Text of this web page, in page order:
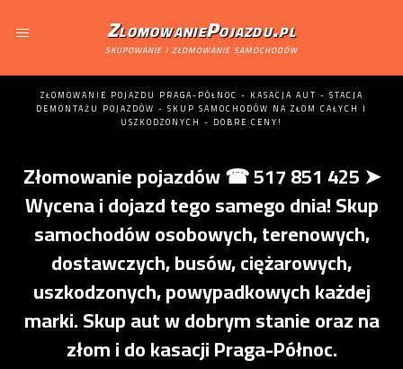
ZlomowaniePojazdu.pl
skupowanie i złomowanie samochodów
ZŁOMOWANIE POJAZDU PRAGA-PÓŁNOC - KASACJA AUT - STACJA
DEMONTAŻU POJAZDÓW - SKUP SAMOCHODÓW NA ZŁOM CAŁYCH I
USZKODZONYCH - DOBRE CENY!
Złomowanie pojazdów ☎ 517 851 425 ➤
Wycena i dojazd tego samego dnia! Skup
samochodów osobowych, terenowych,
dostawczych, busów, ciężarowych,
uszkodzonych, powypadkowych każdej
marki. Skup aut w dobrym stanie oraz na
złom i do kasacji Praga-Północ.